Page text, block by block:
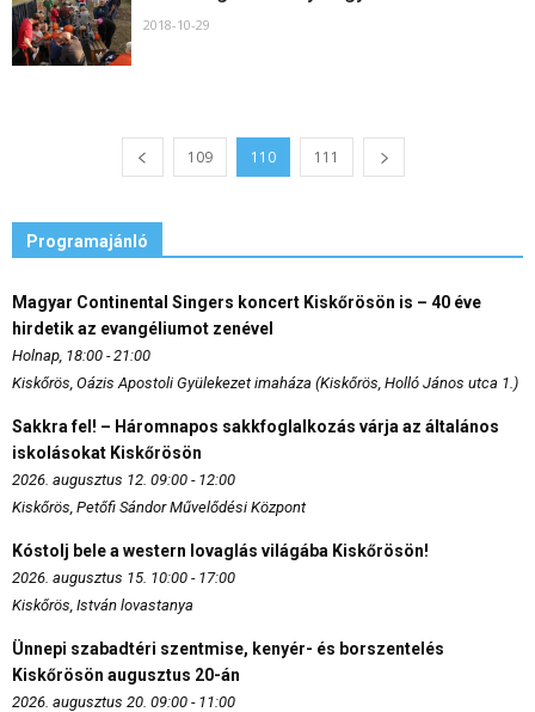
2018-10-29
109 110 111
Programajánló
Magyar Continental Singers koncert Kiskőrösön is – 40 éve
hirdetik az evangéliumot zenével
Holnap, 18:00 - 21:00
Kiskőrös, Oázis Apostoli Gyülekezet imaháza (Kiskőrös, Holló János utca 1.)
Sakkra fel! – Háromnapos sakkfoglalkozás várja az általános
iskolásokat Kiskőrösön
2026. augusztus 12. 09:00 - 12:00
Kiskőrös, Petőfi Sándor Művelődési Központ
Kóstolj bele a western lovaglás világába Kiskőrösön!
2026. augusztus 15. 10:00 - 17:00
Kiskőrös, István lovastanya
Ünnepi szabadtéri szentmise, kenyér- és borszentelés
Kiskőrösön augusztus 20-án
2026. augusztus 20. 09:00 - 11:00